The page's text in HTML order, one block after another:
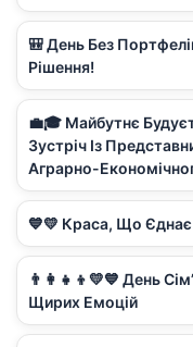
🎒 День Без
Рішення!
💼🎓 Майбутнє
Зустріч Із
Аграрно-
💙💛 Краса, Що Єднає
👨‍👩‍👧‍👦💛💙 День
Щирих Емоцій